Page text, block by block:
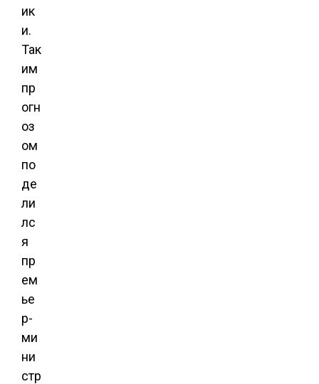
ик
и.
Так
им
пр
огн
оз
ом
по
де
ли
лс
я
пр
ем
ье
р-
ми
ни
стр